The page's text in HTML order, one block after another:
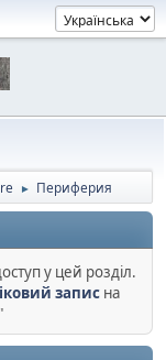
► Периферия
у цей розділ.
записна